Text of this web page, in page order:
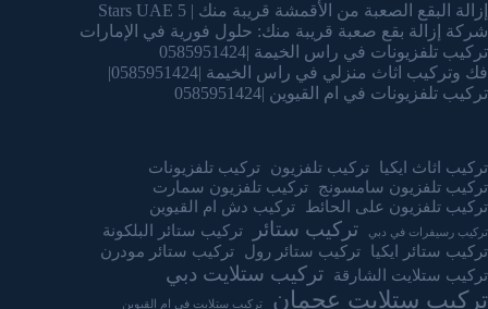
إزالة البقع الصعبة من الأقمشة قريبة منك | 5 Stars UAE
شركة إزالة بقع صعبة قريبة منك: حلول فورية في الإمارات
تركيب تلفزيونات في راس الخيمة |0585951424
فك وتركيب اثاث منزلي في راس الخيمة |0585951424|
تركيب تلفزيونات في ام القيوين |0585951424
تركيب اثاث ايكيا تركيب تلفزيون
تركيب تلفزيونات
تركيب تلفزيون سامسونج
تركيب تلفزيون سمارت
تركيب تلفزيون على الحائط
تركيب دش ام القيوين
تركيب رسيفرات في دبي تركيب ستائر
تركيب ستائر البلكونة
تركيب ستائر ايكيا
تركيب ستائر رول
تركيب ستائر مودرن
تركيب ستلايت الشارقة
تركيب ستلايت دبي
تركيب ستلايت عجمان تركيب ستلايت في ام القيوين